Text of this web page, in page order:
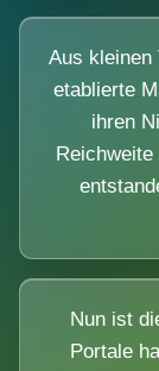
Aus kleinen
etablierte
ihren
Nun ist
Portale